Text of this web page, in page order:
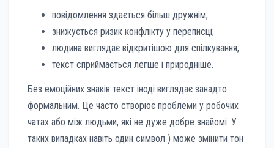
повідомлення здається більш дружнім;
знижується ризик конфлікту у переписці;
людина виглядає відкритішою для спілкування;
текст сприймається легше і природніше.
Без емоційних знаків текст іноді виглядає занадто
формальним. Це часто створює проблеми у робочих
чатах або між людьми, які не дуже добре знайомі. У
таких випадках навіть один символ ) може змінити тон